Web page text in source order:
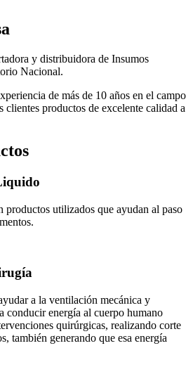
y distribuidora de Insumos
Nacional.
de más de 10 años en el campo
clientes productos de excelente calidad a
productos utilizados que ayudan al paso
a la ventilación mecánica y
conducir energía al cuerpo humano
quirúrgicas, realizando corte
también generando que esa energía